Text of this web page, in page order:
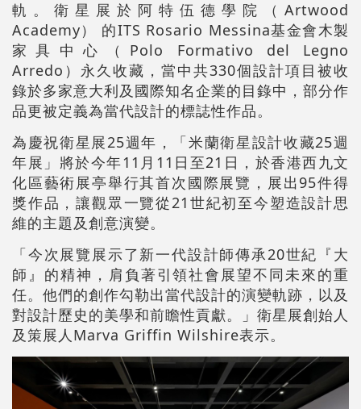
軌。衛星展於阿特伍德學院（Artwood
Academy） 的ITS Rosario Messina基金會木製
家具中心（Polo Formativo del Legno
Arredo）永久收藏，當中共330個設計項目被收
錄於多家意大利及國際知名企業的目錄中，部分作
品更被定義為當代設計的標誌性作品。
為慶祝衛星展25週年，「米蘭衛星設計收藏25週
年展」將於今年11月11日至21日，於香港西九文
化區藝術展亭舉行其首次國際展覽，展出95件得
獎作品，讓觀眾一覽從21世紀初至今塑造設計思
維的主題及創意演變。
「今次展覽展示了新一代設計師傳承20世紀『大
師』的精神，肩負著引領社會展望不同未來的重
任。他們的創作勾勒出當代設計的演變軌跡，以及
對設計歷史的美學和前瞻性貢獻。」衛星展創始人
及策展人Marva Griffin Wilshire表示。